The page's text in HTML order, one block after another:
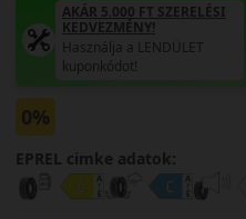
AKÁR 5.000 FT SZERELÉSI
KEDVEZMÉNY!
Használja a LENDÜLET
kuponkódot!
0%
EPREL cimke adatok: